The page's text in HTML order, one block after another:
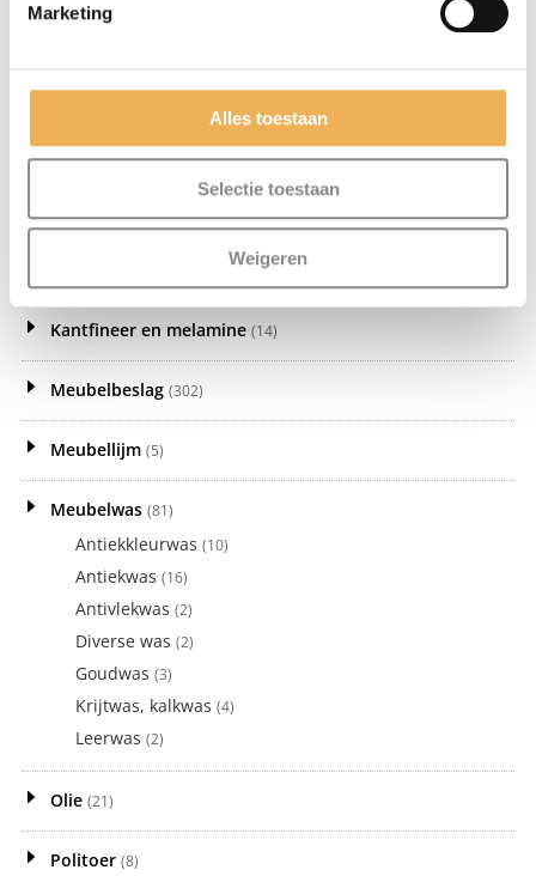
Marketing
Alles toestaan
Selectie toestaan
Weigeren
ZWART 5 LITER
ANTIEKKLEURWAS
ZWART/SMOK 375 ML
Beits & kleurstof (72)
(6)
Fineer let op! wordt niet opgestuurd!
Kantfineer en melamine (14)
Meubelbeslag (302)
Meubellijm (5)
Meubelwas (81)
Antiekkleurwas (10)
Antiekwas (16)
Antivlekwas (2)
Diverse was (2)
Goudwas (3)
Krijtwas, kalkwas (4)
Leerwas (2)
Olie (21)
Politoer (8)